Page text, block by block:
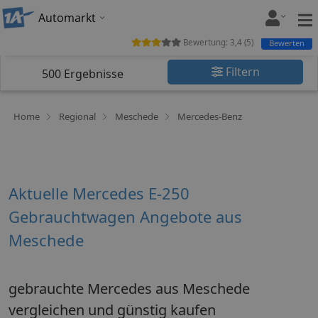
Automarkt
500 Ergebnisse Filtern
Home Regional Meschede Mercedes-Benz
Bewertung: 3,4 (5) Bewerten
Aktuelle Mercedes E-250
Gebrauchtwagen Angebote aus
Meschede
gebrauchte Mercedes aus Meschede
vergleichen und günstig kaufen